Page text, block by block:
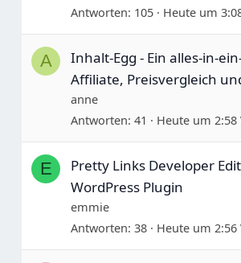
Antworten 105 Heute um
A
Inhalt-Egg - Ein alles-in-
Affiliate, Preisvergleich
anne
Antworten 41 Heute um 2:58
E
Pretty Links Developer
WordPress Plugin
emmie
Antworten 38 Heute um 2:56